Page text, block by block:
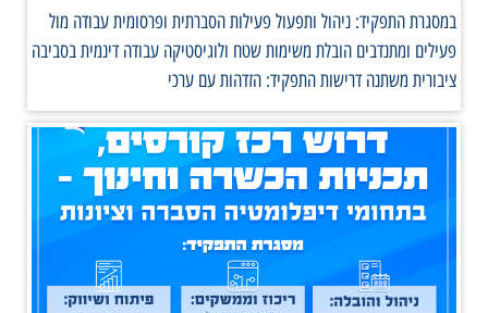
במסגרת התפקיד: ניהול ותפעול פעילות הסברתית ופרסומית עבודה מול
פעילים ומתנדבים הובלת משימות שטח ולוגיסטיקה עבודה דינמית בסביבה
ציבורית משתנה דרישות התפקיד: הזדהות עם ערכי